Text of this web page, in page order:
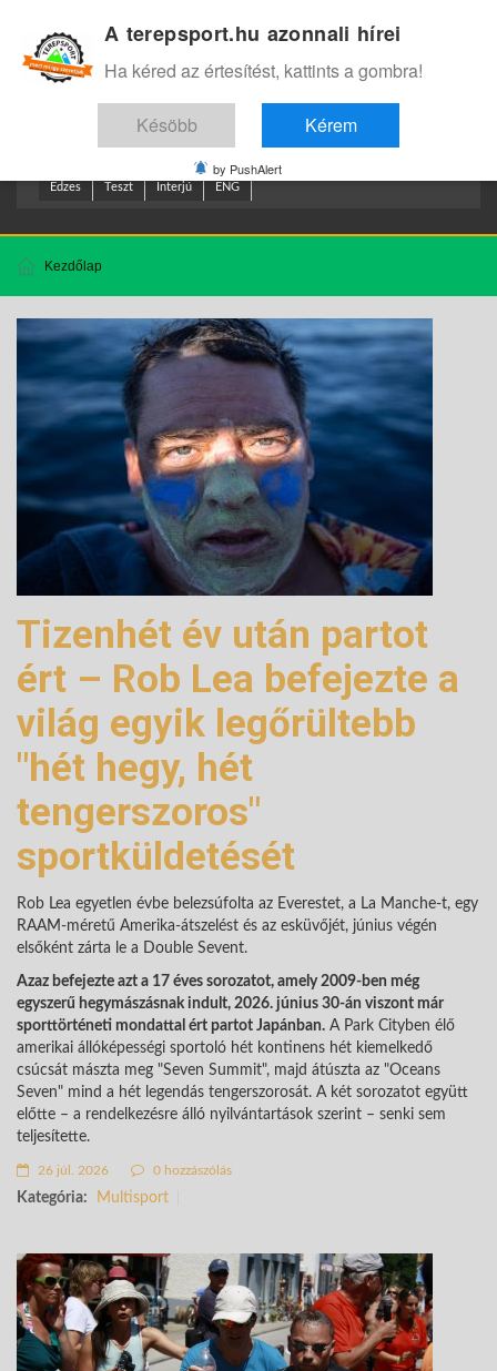
Edzes Teszt Interjú ENG
Kezdőlap
Tizenhét év után partot
ért – Rob Lea befejezte a
világ egyik legőrültebb
"hét hegy, hét
tengerszoros"
sportküldetését
Rob Lea egyetlen évbe belezsúfolta az Everestet, a La Manche-t, egy
RAAM-méretű Amerika-átszelést és az esküvőjét, június végén
elsőként zárta le a Double Sevent.
Azaz befejezte azt a 17 éves sorozatot, amely 2009-ben még
egyszerű hegymászásnak indult, 2026. június 30-án viszont már
sporttörténeti mondattal ért partot Japánban. A Park Cityben élő
amerikai állóképességi sportoló hét kontinens hét kiemelkedő
csúcsát mászta meg "Seven Summit", majd átúszta az "Oceans
Seven" mind a hét legendás tengerszorosát. A két sorozatot együtt
előtte – a rendelkezésre álló nyilvántartások szerint – senki sem
teljesítette.
26 júl. 2026 0 hozzászólás
Kategória: Multisport
A terepsport.hu azonnali hírei
Ha kéred az értesítést, kattints a gombra!
Késöbb Kérem
by PushAlert